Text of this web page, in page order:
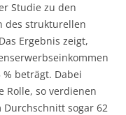
Studie zu den
des strukturellen
Ergebnis zeigt,
beträgt. Dabei
Rolle, so verdienen
sogar 62